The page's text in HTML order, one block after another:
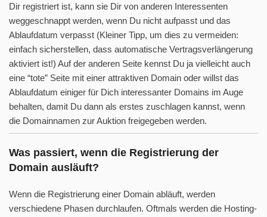
Dir registriert ist, kann sie Dir von anderen Interessenten
weggeschnappt werden, wenn Du nicht aufpasst und das
Ablaufdatum verpasst (Kleiner Tipp, um dies zu vermeiden:
einfach sicherstellen, dass automatische Vertragsverlängerung
aktiviert ist!) Auf der anderen Seite kennst Du ja vielleicht auch
eine “tote” Seite mit einer attraktiven Domain oder willst das
Ablaufdatum einiger für Dich interessanter Domains im Auge
behalten, damit Du dann als erstes zuschlagen kannst, wenn
die Domainnamen zur Auktion freigegeben werden.
Was passiert, wenn die Registrierung der
Domain ausläuft?
Wenn die Registrierung einer Domain abläuft, werden
verschiedene Phasen durchlaufen. Oftmals werden die Hosting-